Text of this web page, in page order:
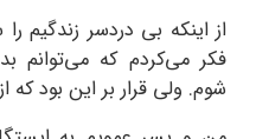
از اینکه بی دردسر زندگیم
فکر می‌کردم که می‌توانم
شوم. ولی قرار بر این بود که